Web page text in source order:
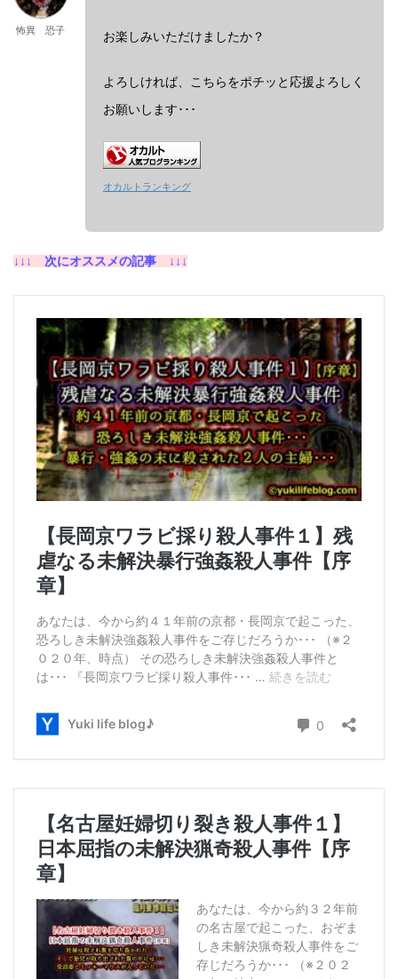
怖異 恐子 お楽しみいただけましたか？
よろしければ、こちらをポチッと応援よろしく
お願いします･･･
オカルトランキング
↓↓↓ 次にオススメの記事 ↓↓↓